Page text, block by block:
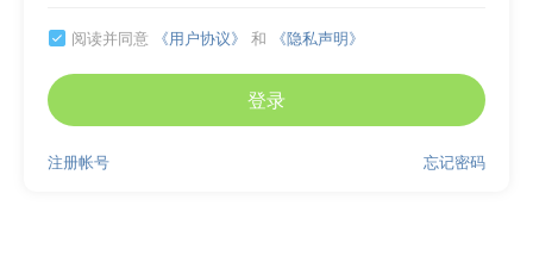
 阅读并同意 《用户协议》 和 《隐私声明》
登录
忘记密码
注册帐号